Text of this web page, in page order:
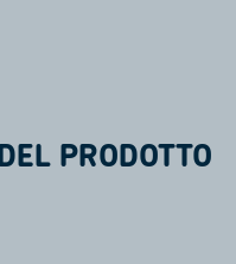
PRODOTTO